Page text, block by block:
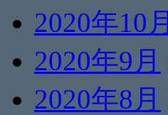
2020年10月
2020年9月
2020年8月